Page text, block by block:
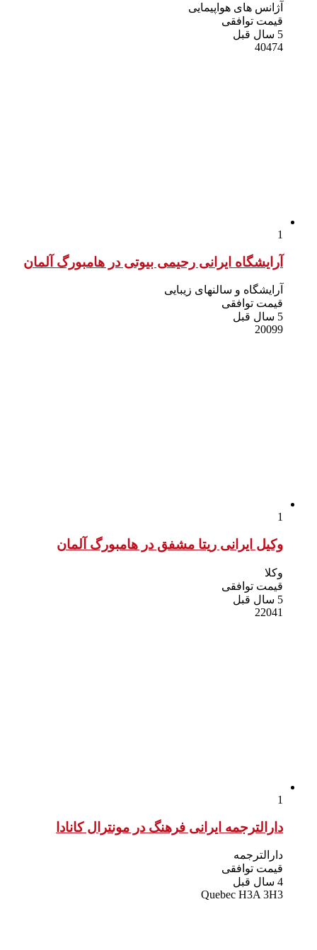
آژانس های هواپیمایی
قیمت توافقی
40474
آرایشگاه ایرانی رحیمی بیوتی در هامبورگ آلمان
آرایشگاه و سالنهای زیبایی
قیمت توافقی
20099
وکیل ایرانی ریتا مشفق در هامبورگ آلمان
وکلا
قیمت توافقی
22041
دارالترجمه ایرانی فرهنگ در مونترال کانادا
دارالترجمه
قیمت توافقی
Quebec H3A 3H3